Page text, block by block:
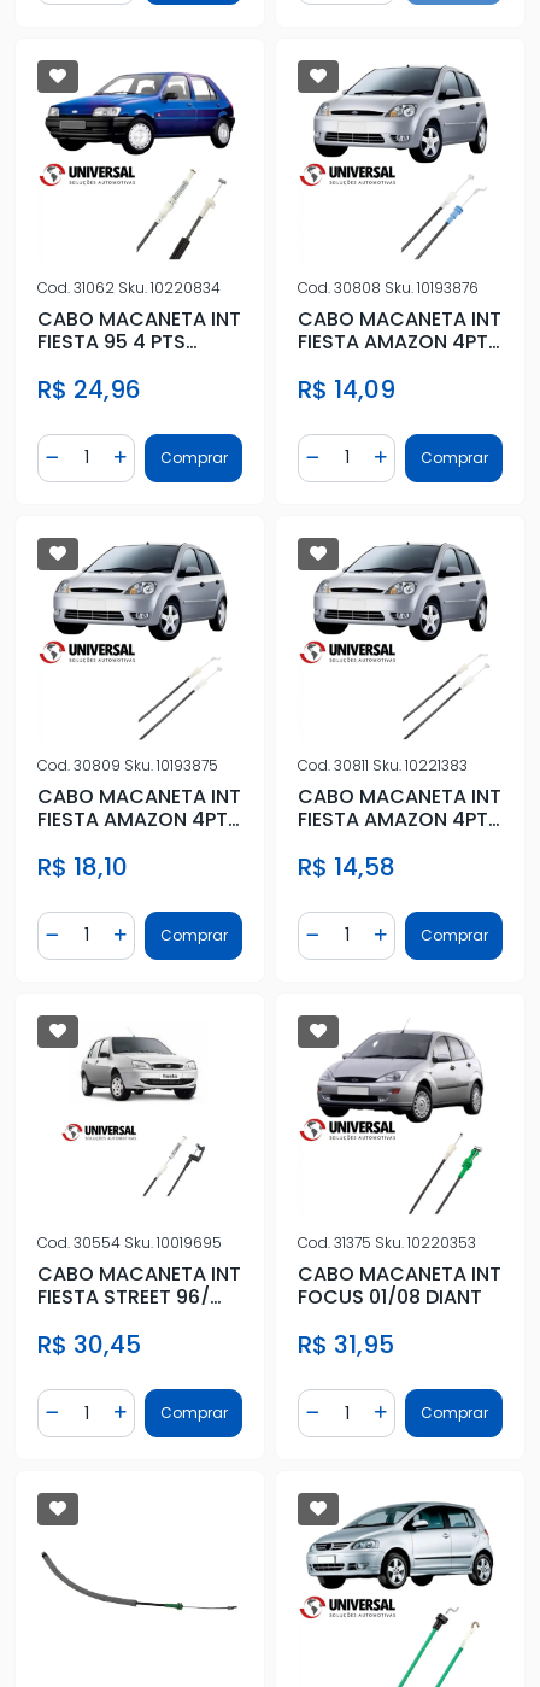
Cod.31062 Sku.10220834
CABO MACANETA INT
FIESTA 95 4 PTS
DIR/ESQ
R$ 24,96
Diminuir Quantidade
Quantidade
Adicionar Quantidade
Comprar
Cod.30808 Sku.10193876
CABO MACANETA INT
FIESTA AMAZON 4PTS
R$ 14,09
Diminuir Quantidade
Quantidade
AdicionarComprar
Cod.30809 Sku.10193875
CABO MACANETA INT
FIESTA AMAZON 4PTS
R$ 18,10
Diminuir Quantidade
Quantidade
Adicionar Quantidade
Comprar
Cod.30811 Sku.10221383
CABO MACANETA INT
FIESTA AMAZON 4PTS
R$ 14,58
Diminuir Quantidade
Quantidade
AdicionarComprar
Cod.30554 Sku.10019695
CABO MACANETA INT
FIESTA STREET 96/
R$ 30,45
Diminuir Quantidade
Quantidade
Adicionar Quantidade
Comprar
Cod.31375 Sku.10220353
CABO MACANETA INT
FOCUS 01/08 DIANT
R$ 31,95
Diminuir Quantidade
Quantidade
AdicionarComprar